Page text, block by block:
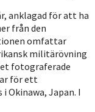
anklagad för att ha
från den
omfattar
militärövning
fotograferade
för ett
Okinawa, Japan. I